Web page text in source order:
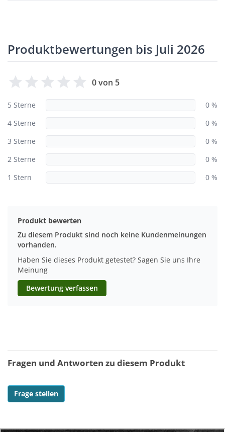
Produktbewertungen bis Juli 2026
0 von 5
5 Sterne
0 %
4 Sterne
0 %
3 Sterne
0 %
2 Sterne
0 %
1 Stern
0 %
Produkt bewerten
Zu diesem Produkt sind noch keine Kundenmeinungen
vorhanden.
Haben Sie dieses Produkt getestet? Sagen Sie uns Ihre
Meinung
Bewertung verfassen
Fragen und Antworten zu diesem Produkt
Frage stellen